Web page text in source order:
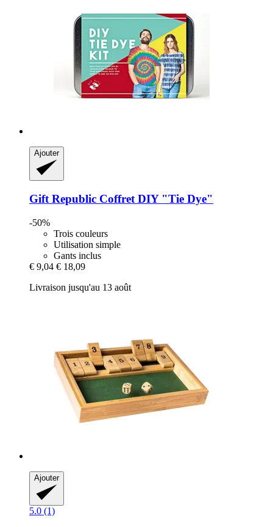
Ajouter
Gift Republic Coffret DIY "Tie Dye"
-50%
Trois couleurs
Utilisation simple
Gants inclus
€ 9,04 € 18,09
Livraison jusqu'au 13 août
Ajouter
5.0 (1)